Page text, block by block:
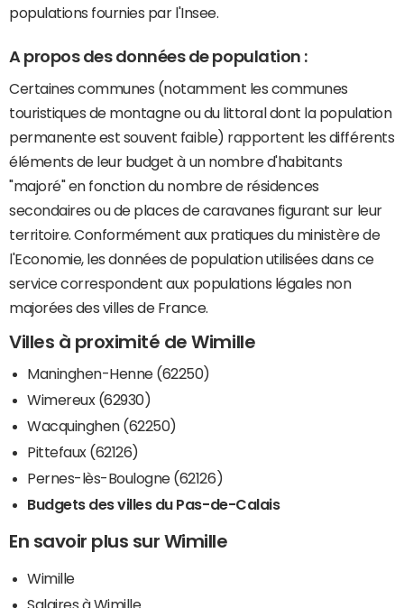
populations fournies par l'Insee.
A propos des données de population :
Certaines communes (notamment les communes
touristiques de montagne ou du littoral dont la population
permanente est souvent faible) rapportent les différents
éléments de leur budget à un nombre d'habitants
"majoré" en fonction du nombre de résidences
secondaires ou de places de caravanes figurant sur leur
territoire. Conformément aux pratiques du ministère de
l'Economie, les données de population utilisées dans ce
service correspondent aux populations légales non
majorées des villes de France.
Villes à proximité de Wimille
Maninghen-Henne (62250)
Wimereux (62930)
Wacquinghen (62250)
Pittefaux (62126)
Pernes-lès-Boulogne (62126)
Budgets des villes du Pas-de-Calais
En savoir plus sur Wimille
Wimille
Salaires à Wimille